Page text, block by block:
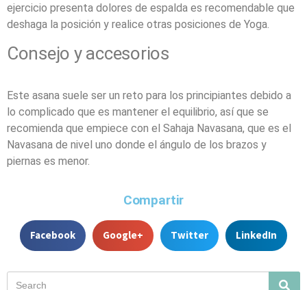
ejercicio presenta dolores de espalda es recomendable que
deshaga la posición y realice otras posiciones de Yoga.
Consejo y accesorios
Este asana suele ser un reto para los principiantes debido a
lo complicado que es mantener el equilibrio, así que se
recomienda que empiece con el Sahaja Navasana, que es el
Navasana de nivel uno donde el ángulo de los brazos y
piernas es menor.
Compartir
Facebook Google+ Twitter LinkedIn